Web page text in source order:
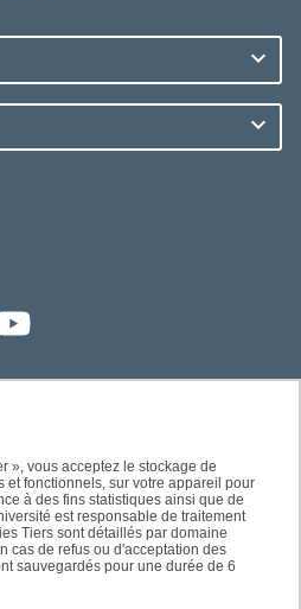
», vous acceptez le stockage de
et fonctionnels, sur votre appareil pour
à des fins statistiques ainsi que de
est responsable de traitement
Tiers sont détaillés par domaine
cas de refus ou d'acceptation des
sauvegardés pour une durée de 6